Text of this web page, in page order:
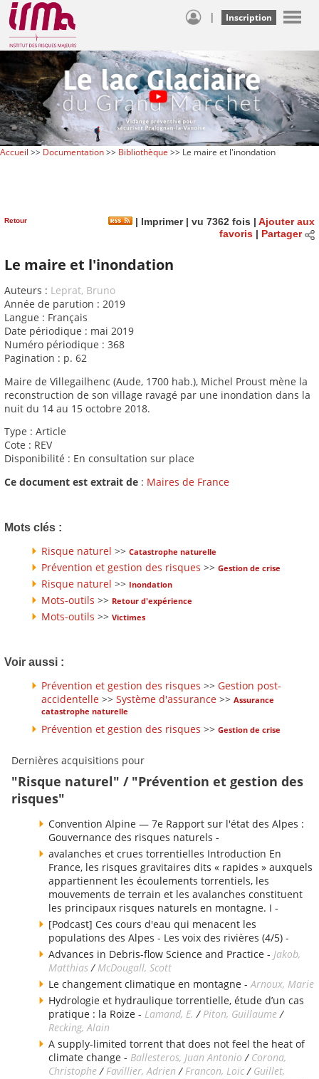
| Inscription
Accueil >> Documentation>> Bibliothèque >> Le maire et l'inondation
Retour | Imprimer| vu 7362 fois | Ajouter aux
favoris| Partager
Le maire et l'inondation
Auteurs : Leprat, Bruno
Année de parution : 2019
Langue : Français
Date périodique : mai 2019
Numéro périodique : 368
Pagination : p. 62
Maire de Villegailhenc (Aude, 1700 hab.), Michel Proust mène la
reconstruction de son village ravagé par une inondation dans la
nuit du 14 au 15 octobre 2018.
Type : Article
Cote : REV
Disponibilité : En consultation sur place
Ce document est extrait de : Maires de France
Mots clés :
Risque naturel >> Catastrophe naturelle
Prévention et gestion des risques >> Gestion de crise
Risque naturel >> Inondation
Mots-outils >> Retour d'expérience
Mots-outils >> Victimes
Voir aussi :
Prévention et gestion des risques >> Gestion post-
accidentelle >> Système d'assurance >> Assurance
catastrophe naturelle
Prévention et gestion des risques >> Gestion de crise
Dernières acquisitions pour
"Risque naturel" / "Prévention et gestion des
risques"
Convention Alpine — 7e Rapport sur l'état des Alpes :
Gouvernance des risques naturels -
avalanches et crues torrentielles Introduction En
France, les risques gravitaires dits « rapides » auxquels
appartiennent les écoulements torrentiels, les
mouvements de terrain et les avalanches constituent
les principaux risques naturels en montagne. I -
[Podcast] Ces cours d'eau qui menacent les
populations des Alpes - Les voix des rivières (4/5) -
Advances in Debris-flow Science and Practice - Jakob,
Matthias/McDougall, Scott
Le changement climatique en montagne -Arnoux, Marie
Hydrologie et hydraulique torrentielle, étude d’un cas
pratique : la Roize - Lamand, E. / Piton, Guillaume/
Recking, Alain
A supply-limited torrent that does not feel the heat of
climate change - Ballesteros, Juan Antonio / Corona,
Christophe/ Favillier, Adrien / Francon, Loïc/ Guillet,